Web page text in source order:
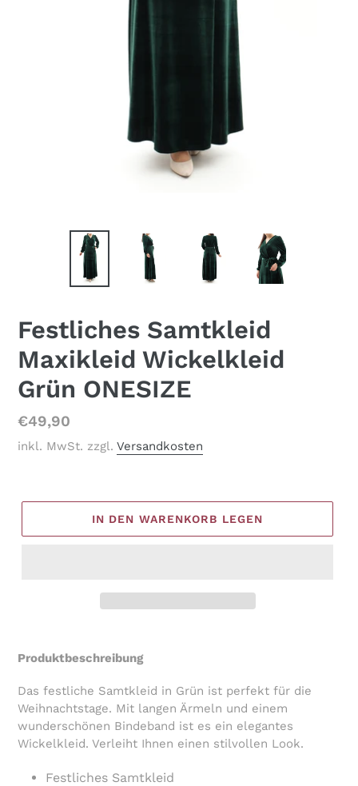
Festliches Samtkleid
Maxikleid Wickelkleid
Grün ONESIZE
Normaler
Preis
€49,90
inkl. MwSt. zzgl. Versandkosten
IN DEN WARENKORB LEGEN
wird
Warenkorb
hinzugefügt
Produktbeschreibung
Das festliche Samtkleid in Grün ist perfekt für die
Weihnachtstage. Mit langen Ärmeln und einem
wunderschönen Bindeband ist es ein elegantes
Wickelkleid. Verleiht Ihnen einen stilvollen Look.
Festliches Samtkleid